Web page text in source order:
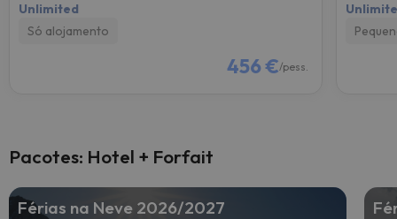
Unlimited
Só alojamento
456 €/pess.
Pacotes: Hotel + Forfait
Férias na Neve 2026/2027